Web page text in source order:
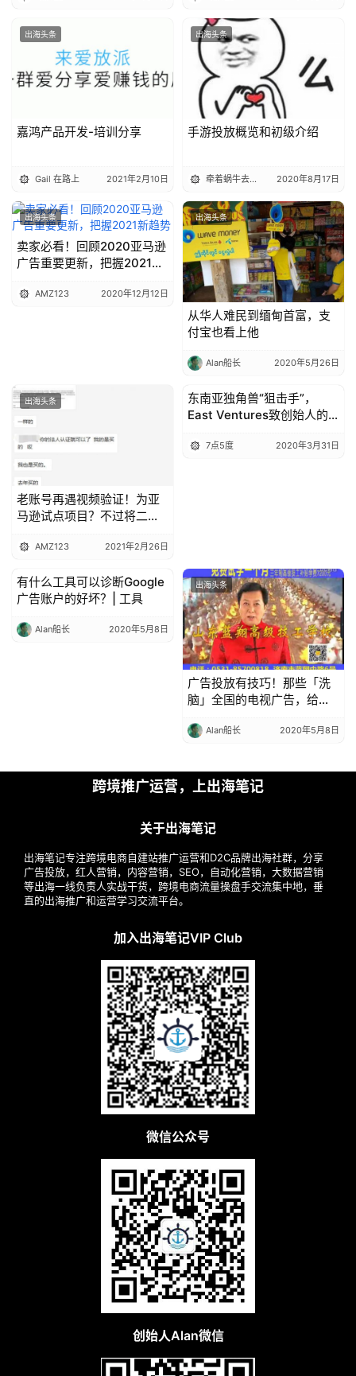
出海头条
嘉鸿产品开发-培训分享
Gail 在路上 2021年2月10日
出海头条
手游投放概览和初级介绍
牵着蜗牛去旅行 2020年8月17日
出海头条
卖家必看！回顾2020亚马逊
广告重要更新，把握2021新
AMZ123 2020年12月12日
出海头条
从华人难民到缅甸首富，支
付宝也看上他
Alan船长 2020年5月26日
出海头条
老账号再遇视频验证！为亚
马逊试点项目？不过将二审
AMZ123 2021年2月26日
出海头条
东南亚独角兽“狙击手”，
East Ventures致创始人的
7点5度 2020年3月31日
出海头条
有什么工具可以诊断Google
广告账户的好坏？| 工具
Alan船长 2020年5月8日
出海头条
广告投放有技巧！那些「洗
脑」全国的电视广告，给你
Alan船长 2020年5月8日
跨境推广运营，上出海笔记
关于出海笔记
出海笔记专注跨境电商自建站推广运营和D2C品牌出海社群，分享
广告投放，红人营销，内容营销，SEO，自动化营销，大数据营销
等出海一线负责人实战干货，跨境电商流量操盘手交流集中地，垂
直的出海推广和运营学习交流平台。
加入出海笔记VIP Club
微信公众号
创始人Alan微信